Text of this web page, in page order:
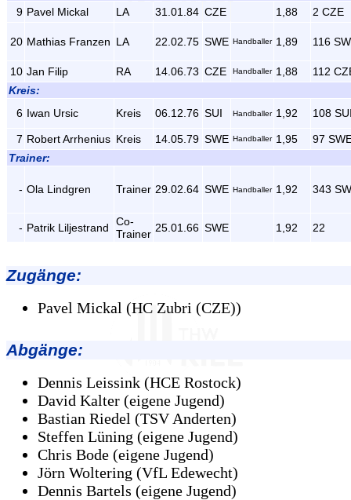
9 Pavel Mickal LA 31.01.84 CZE 1,88 2 CZE
20 Mathias Franzen LA 22.02.75 SWE Handballer 1,89 116
10 Jan Filip RA 14.06.73 CZE Handballer 1,88
112
Kreis:
6 Iwan Ursic Kreis 06.12.76 SUI Handballer 1,92 108
7 Robert Arrhenius Kreis 14.05.79 SWE Handballer 1,95
97
Trainer:
- Ola Lindgren Trainer 29.02.64 SWE Handballer 1,92 343
- Patrik Liljestrand
Co-
Trainer 25.01.66 SWE 1,92 22
Zugänge:
Pavel Mickal (HC Zubri (CZE))
Abgänge:
Dennis Leissink (HCE Rostock)
David Kalter (eigene Jugend)
Bastian Riedel (TSV Anderten)
Steffen Lüning (eigene Jugend)
Chris Bode (eigene Jugend)
Jörn Woltering (VfL Edewecht)
Dennis Bartels (eigene Jugend)